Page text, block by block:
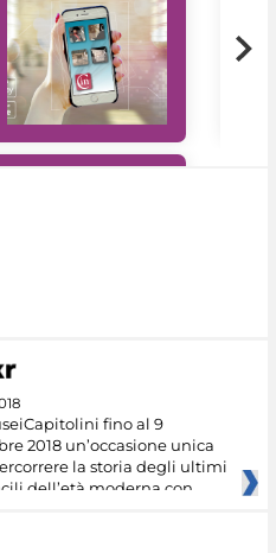
fino al 9
2018 un’occasione unica
la storia degli ultimi
dell’età moderna con